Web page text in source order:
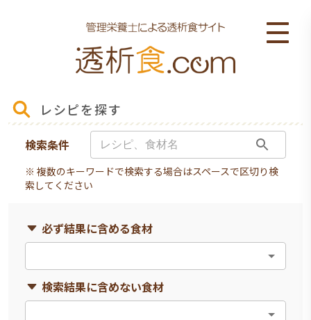
レシピを探す
検索条件
※ 複数のキーワードで検索する場合はスペースで区切り検
索してください
必ず結果に含める食材
検索結果に含めない食材